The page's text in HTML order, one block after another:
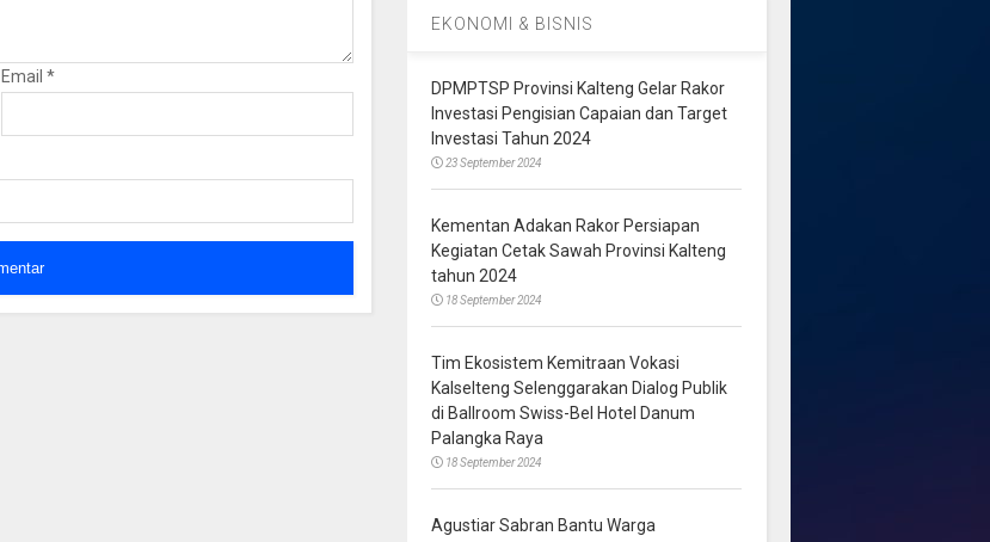
Email *
EKONOMI & BISNIS
DPMPTSP Provinsi Kalteng Gelar Rakor
Investasi Pengisian Capaian dan Target
Investasi Tahun 2024
23 September 2024
Kementan Adakan Rakor Persiapan
Kegiatan Cetak Sawah Provinsi Kalteng
tahun 2024
18 September 2024
Tim Ekosistem Kemitraan Vokasi
Kalselteng Selenggarakan Dialog Publik
di Ballroom Swiss-Bel Hotel Danum
Palangka Raya
18 September 2024
Agustiar Sabran Bantu Warga